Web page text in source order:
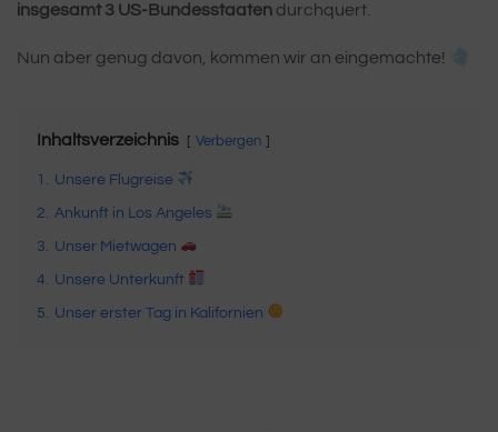
insgesamt 3 US-Bundesstaaten durchquert.
Nun aber genug davon, kommen wir an eingemachte!
Inhaltsverzeichnis Verbergen
1. Unsere Flugreise
2. Ankunft in Los Angeles
3. Unser Mietwagen
4. Unsere Unterkunft
5. Unser erster Tag in Kalifornien